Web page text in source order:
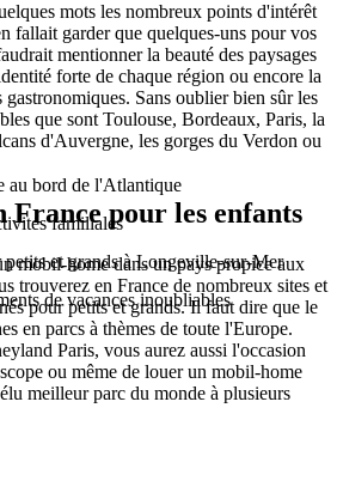
mots les nombreux points d'intérêt
fallait garder que quelques-uns pour vos
mentionner la beauté des paysages
forte de chaque région ou encore la
gastronomiques. Sans oublier bien sûr les
que sont Toulouse, Bordeaux, Paris, la
d'Auvergne, les gorges du Verdon ou
France pour les enfants
mobil-home dans un pays propice aux
trouverez en France de nombreux sites et
pour petits et grands. Il faut dire que le
en parcs à thèmes de toute l'Europe.
Paris, vous aurez aussi l'occasion
ou même de louer un mobil-home
meilleur parc du monde à plusieurs
au bord de l'Atlantique
familiales
petits et grands à Longeville-sur-Mer
de vacances inoubliables